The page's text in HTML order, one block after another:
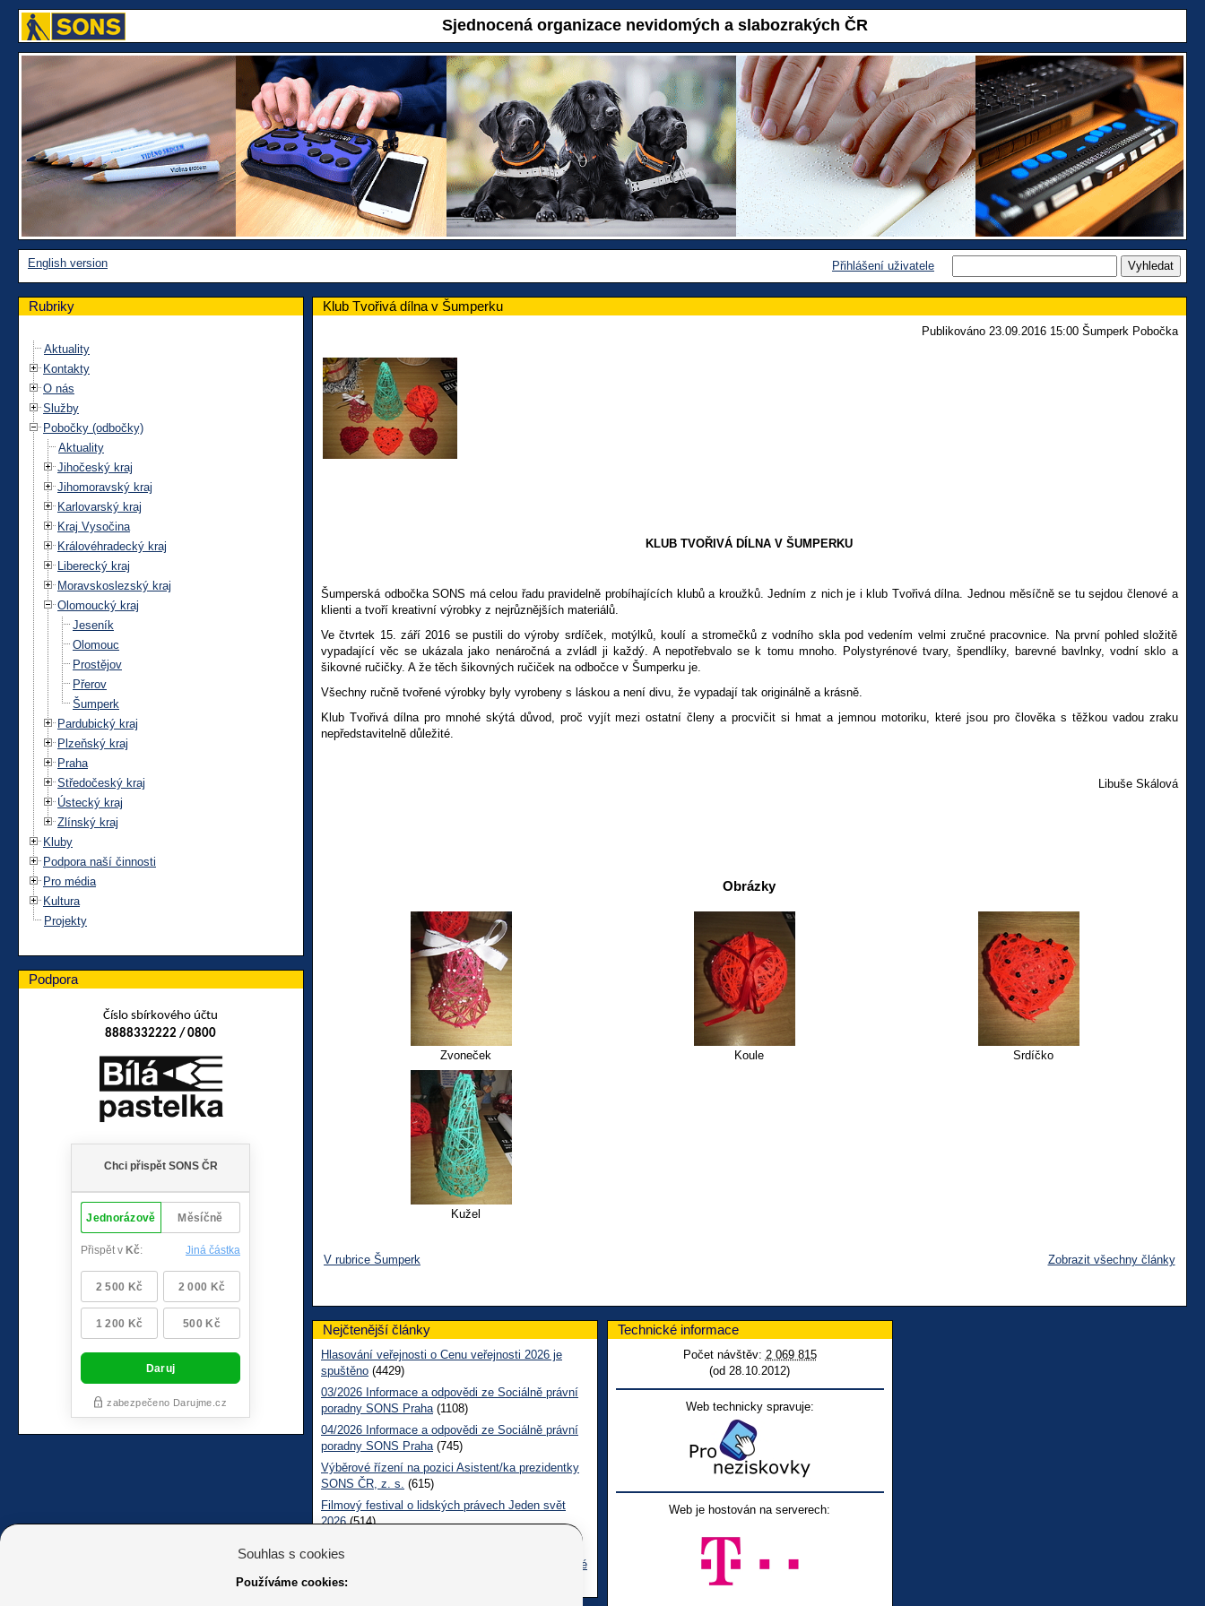
Sjednocená organizace nevidomých a slabozrakých ČR
English version Přihlášení uživatele
Rubriky
Aktuality
Kontakty
O nás
Služby
Pobočky (odbočky)
Aktuality
Jihočeský kraj
Jihomoravský kraj
Karlovarský kraj
Kraj Vysočina
Královéhradecký kraj
Liberecký kraj
Moravskoslezský kraj
Olomoucký kraj
Jeseník
Olomouc
Prostějov
Přerov
Šumperk
Pardubický kraj
Plzeňský kraj
Praha
Středočeský kraj
Ústecký kraj
Zlínský kraj
Kluby
Podpora naší činnosti
Pro média
Kultura
Projekty
Klub Tvořivá dílna v Šumperku
Publikováno 23.09.2016 15:00 Šumperk Pobočka
KLUB TVOŘIVÁ DÍLNA V ŠUMPERKU
Šumperská odbočka SONS má celou řadu pravidelně probíhajících klubů a kroužků. Jedním z nich je i klub Tvořivá dílna. Jednou měsíčně se tu sejdou členové a
klienti a tvoří kreativní výrobky z nejrůznějších materiálů.
Ve čtvrtek 15. září 2016 se pustili do výroby srdíček, motýlků, koulí a stromečků z vodního skla pod vedením velmi zručné pracovnice. Na první pohled složitě
vypadající věc se ukázala jako nenáročná a zvládl ji každý. A nepotřebvalo se k tomu mnoho. Polystyrénové tvary, špendlíky, barevné bavlnky, vodní sklo a
šikovné ručičky. A že těch šikovných ručiček na odbočce v Šumperku je.
Všechny ručně tvořené výrobky byly vyrobeny s láskou a není divu, že vypadají tak originálně a krásně.
Klub Tvořivá dílna pro mnohé skýtá důvod, proč vyjít mezi ostatní členy a procvičit si hmat a jemnou motoriku, které jsou pro člověka s těžkou vadou zraku
nepředstavitelně důležité.
Libuše Skálová
Obrázky
Zvoneček Koule Srdíčko
Kužel
V rubrice Šumperk Zobrazit všechny články
Podpora
Číslo sbírkového účtu
8888332222 / 0800
Nejčtenější články
Hlasování veřejnosti o Cenu veřejnosti 2026 je
spuštěno (4429)
03/2026 Informace a odpovědi ze Sociálně právní
poradny SONS Praha (1108)
04/2026 Informace a odpovědi ze Sociálně právní
poradny SONS Praha (745)
Výběrové řízení na pozici Asistent/ka prezidentky
SONS ČR, z. s. (615)
Filmový festival o lidských právech Jeden svět
2026(514)
05/2026 Informace a odpovědi na dotazy z pražské
Sociálně právní poradny SONS
Technické informace
Počet návštěv: 2 069 815
(od 28.10.2012)
Web technicky spravuje:
Web je hostován na serverech:
Souhlas s cookies
Používáme cookies: